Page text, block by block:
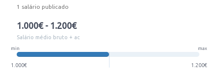
1 salário publicado
1.000€ - 1.200€
Salário médio bruto + ac
min max
1.000€ 1.200€